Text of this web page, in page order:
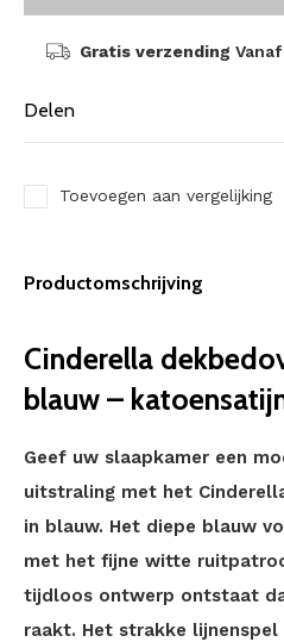
Gratis verzending
Delen
Toevoegen aan vergelijking
Productomschrijving
Cinderella
blauw –
Geef uw slaapkamer een
uitstraling met het
in blauw. Het diepe blauw
met het fijne witte
tijdloos ontwerp ontstaat
raakt. Het strakke